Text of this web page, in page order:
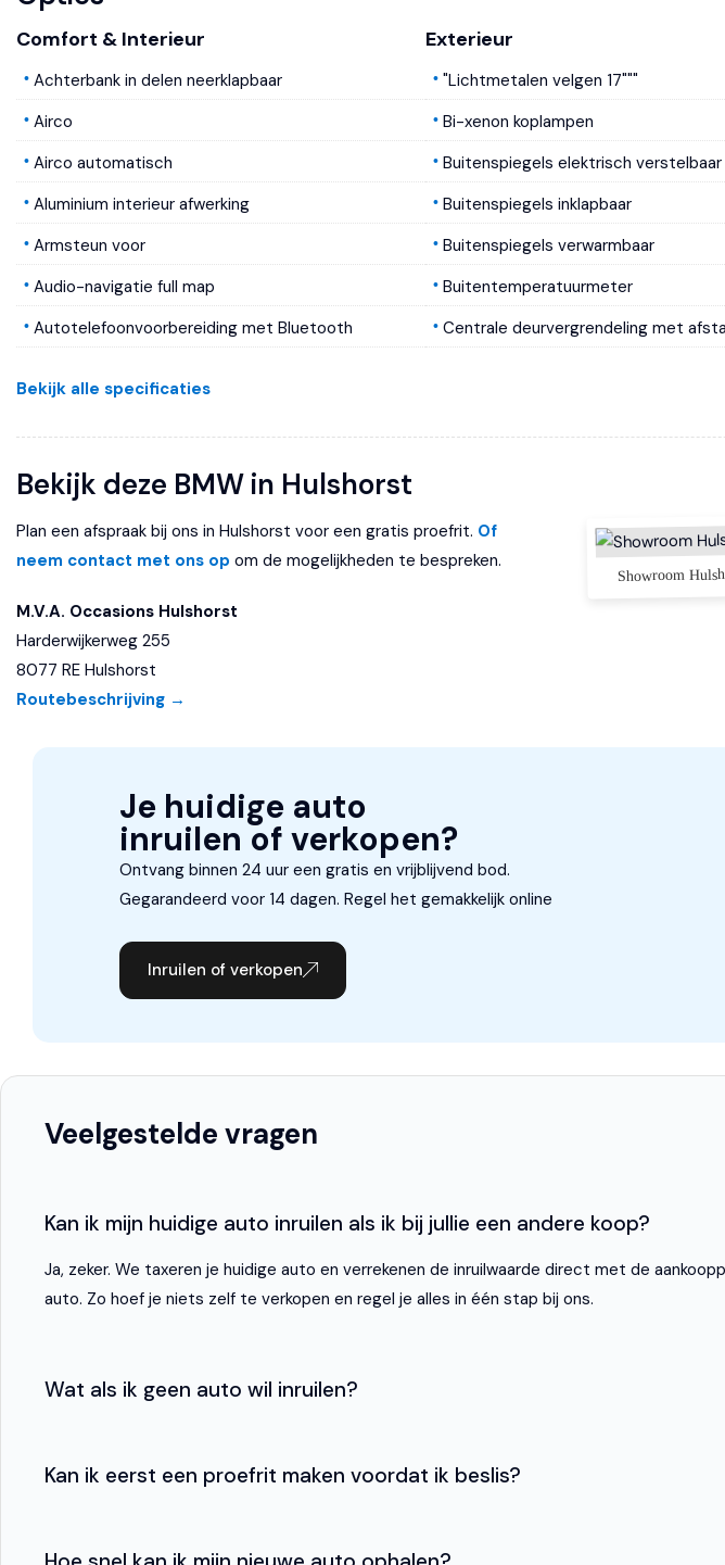
Comfort & Interieur
Achterbank in delen neerklapbaar
Airco
Airco automatisch
Aluminium interieur afwerking
Armsteun voor
Audio-navigatie full map
Autotelefoonvoorbereiding met Bluetooth
Lederen bekleding
Lederen stuurwiel
Lendesteunen (verstelbaar)
Multimedia-voorbereiding
Radio CD-speler
Exterieur
"Lichtmetalen velgen 17"""
Bi-xenon koplampen
Buitenspiegels elektrisch verstelbaar
Buitenspiegels inklapbaar
Buitenspiegels verwarmbaar
Buitentemperatuurmeter
Centrale deurvergrendeling met
Airbag(s) hoofd achter
Airbag(s) side voor
Airbag bestuurder
Alarm klasse 3
Anti Blokkeer Systeem
Electronic Stability Program
Overig
Airco automatisch
Bekijk alle specificaties
Bekijk deze BMW in Hulshorst
Plan een afspraak bij ons in Hulshorst voor een gratis proefrit. Of
neem contact met ons op om de mogelijkheden te bespreken.
M.V.A. Occasions Hulshorst
Harderwijkerweg 255
8077 RE Hulshorst
Routebeschrijving →
Showroom
Je huidige auto
inruilen of verkopen?
Ontvang binnen 24 uur een gratis en vrijblijvend bod.
Gegarandeerd voor 14 dagen. Regel het gemakkelijk online
Inruilen of verkopen
Veelgestelde vragen
Kan ik mijn huidige auto inruilen als ik bij jullie een andere koop?
Ja, zeker. We taxeren je huidige auto en verrekenen de inruilwaarde direct met de
auto. Zo hoef je niets zelf te verkopen en regel je alles in één stap bij ons.
Wat als ik geen auto wil inruilen?
Kan ik eerst een proefrit maken voordat ik beslis?